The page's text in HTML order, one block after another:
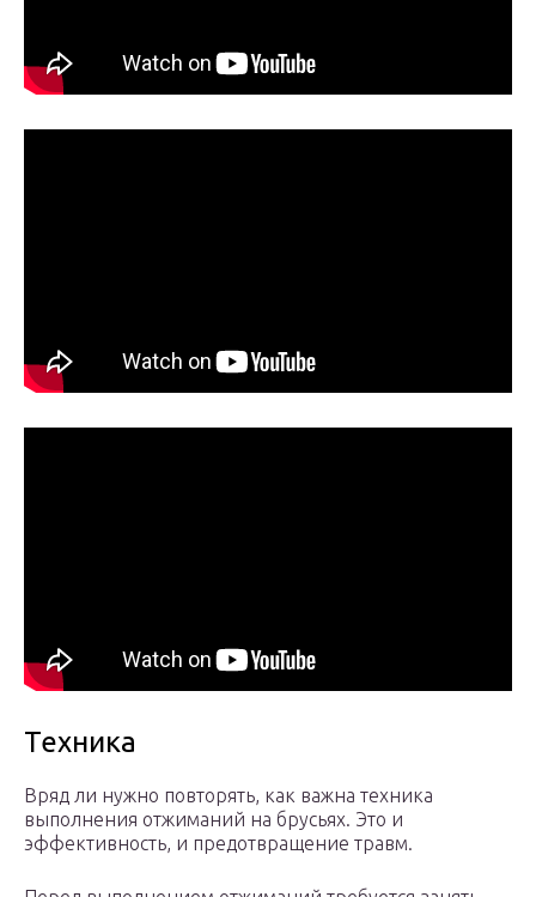
Техника
Вряд ли нужно повторять, как важна техника
выполнения отжиманий на брусьях. Это и
эффективность, и предотвращение травм.